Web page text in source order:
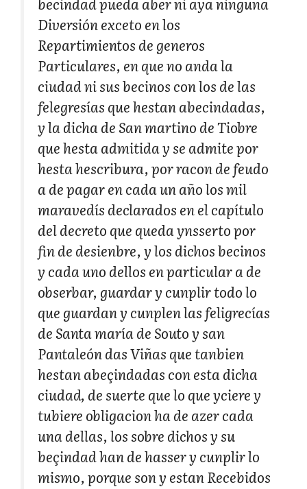
Diversión exceto en los
Repartimientos de generos
Particulares, en que no anda la
ciudad ni sus becinos con los de las
felegresías que hestan abecindadas,
y la dicha de San martino de Tiobre
que hesta admitida y se admite por
hesta hescribura, por racon de feudo
a de pagar en cada un año los mil
maravedís declarados en el capítulo
del decreto que queda ynsserto por
fin de desienbre, y los dichos becinos
y cada uno dellos en particular a de
obserbar, guardar y cunplir todo lo
que guardan y cunplen las feligrecías
de Santa maría de Souto y san
Pantaleón das Viñas que tanbien
hestan abeçindadas con esta dicha
ciudad, de suerte que lo que yciere y
tubiere obligacion ha de azer cada
una dellas, los sobre dichos y su
beçindad han de hasser y cunplir lo
mismo, porque son y estan Recebidos